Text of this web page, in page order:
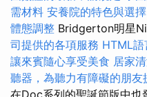
需材料 安養院的特色與選
體態調整 Bridgerton明星
司提供的各項服務 HTML語
讓來賓隨心享受美食 居家
聽器，為聽力有障礙的朋
在Doc系列的聖誕節版中也